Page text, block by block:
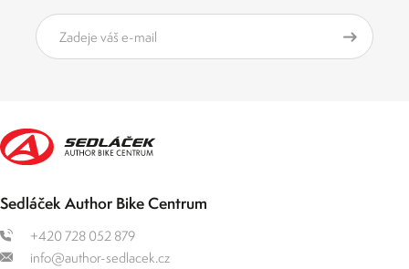
Sedláček Author Bike Centrum
+420 728 052 879
info@author-sedlacek.cz